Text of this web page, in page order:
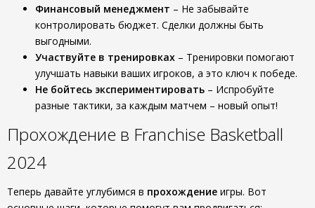
Финансовый менеджмент – Не забывайте
контролировать бюджет. Сделки должны быть
выгодными.
Участвуйте в тренировках – Тренировки помогают
улучшать навыки ваших игроков, а это ключ к победе.
Не бойтесь экспериментировать – Испробуйте
разные тактики, за каждым матчем – новый опыт!
Прохождение в Franchise Basketball
2024
Теперь давайте углубимся в прохождение игры. Вот